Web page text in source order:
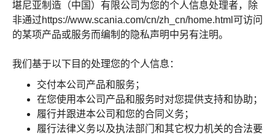
堪尼亚制造（中国）有限公司为您的个人信息处理者，除
非通过https://www.scania.com/cn/zh_cn/home.html可访问
的某项产品或服务而编制的隐私声明中另有注明。
我们基于以下目的处理您的个人信息：
交付本公司产品和服务；
在您使用本公司产品和服务时对您提供支持和协助；
履行并跟进本公司和您的合同义务；
履行法律义务以及执法部门和其它权力机关的合法要